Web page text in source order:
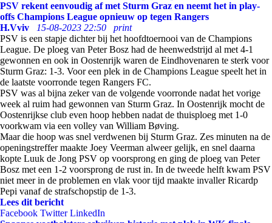
PSV rekent eenvoudig af met Sturm Graz en neemt het in play-
offs Champions League opnieuw op tegen Rangers
H.Vviv
15-08-2023 22:50
print
PSV is een stapje dichter bij het hoofdtoernooi van de Champions
League. De ploeg van Peter Bosz had de heenwedstrijd al met 4-1
gewonnen en ook in Oostenrijk waren de Eindhovenaren te sterk voor
Sturm Graz: 1-3. Voor een plek in de Champions League speelt het in
de laatste voorronde tegen Rangers FC.
PSV was al bijna zeker van de volgende voorronde nadat het vorige
week al ruim had gewonnen van Sturm Graz. In Oostenrijk mocht de
Oostenrijkse club even hoop hebben nadat de thuisploeg met 1-0
voorkwam via een volley van William Bøving.
Maar die hoop was snel verdwenen bij Sturm Graz. Zes minuten na de
openingstreffer maakte Joey Veerman alweer gelijk, en snel daarna
kopte Luuk de Jong PSV op voorsprong en ging de ploeg van Peter
Bosz met een 1-2 voorsprong de rust in. In de tweede helft kwam PSV
niet meer in de problemen en vlak voor tijd maakte invaller Ricardp
Pepi vanaf de strafschopstip de 1-3.
Lees dit bericht
Facebook Twitter LinkedIn